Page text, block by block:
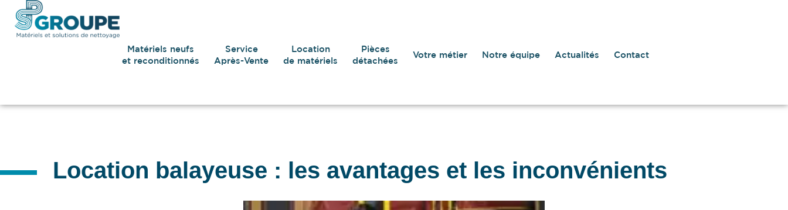
Matériels neufs
et reconditionnés
Service
Après-Vente
Location
de matériels
Pièces
détachées
Votre métier Notre équipe Actualités Contact
Location balayeuse : les avantages et les inconvénients